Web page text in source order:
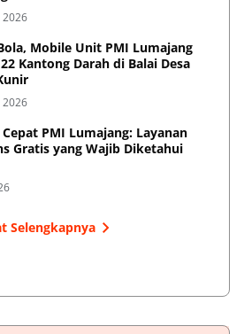
2026
Mobile Unit PMI Lumajang
Kantong Darah di Balai Desa
2026
Cepat PMI Lumajang: Layanan
Gratis yang Wajib Diketahui
Selengkapnya